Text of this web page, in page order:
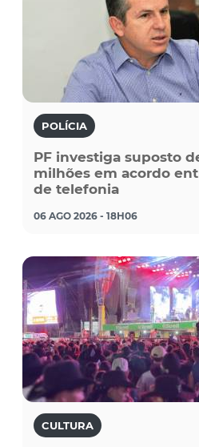
POLÍCIA
PF investiga suposto
milhões em acordo
de telefonia
06 AGO 2026 - 18H06
CULTURA